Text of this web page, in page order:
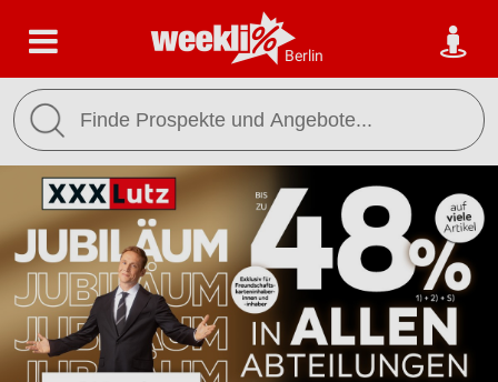
Berlin